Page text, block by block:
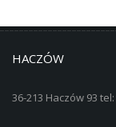
HACZÓW
36-213 Haczów 93